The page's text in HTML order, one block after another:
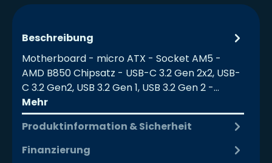
Beschreibung
Motherboard - micro ATX - Socket AM5 -
AMD B850 Chipsatz - USB-C 3.2 Gen 2x2, USB-
C 3.2 Gen2, USB 3.2 Gen 1, USB 3.2 Gen 2 -…
Mehr
Produktinformation & Sicherheit
Finanzierung